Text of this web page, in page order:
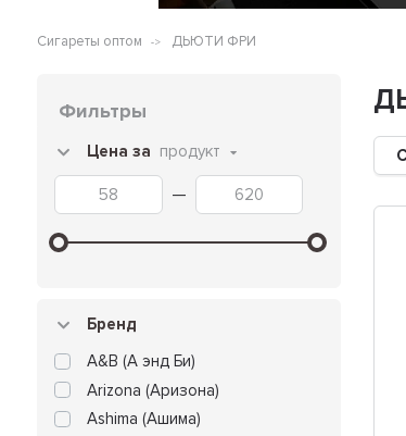
Сигареты оптом ДЬЮТИ ФРИ
Фильтры
Цена за продукт
—
Бренд
A&B (А энд Би)
Arizona (Аризона)
Ashima (Ашима)